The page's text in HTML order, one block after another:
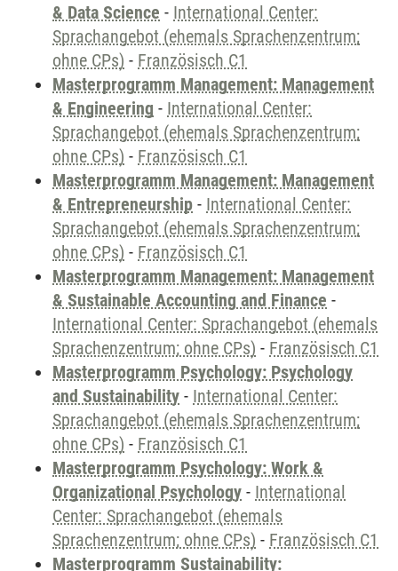
& Data Science - International Center:
Sprachangebot (ehemals Sprachenzentrum;
ohne CPs) - Französisch C1
Masterprogramm Management: Management
& Engineering - International Center:
Sprachangebot (ehemals Sprachenzentrum;
ohne CPs) - Französisch C1
Masterprogramm Management: Management
& Entrepreneurship - International Center:
Sprachangebot (ehemals Sprachenzentrum;
ohne CPs) - Französisch C1
Masterprogramm Management: Management
& Sustainable Accounting and Finance -
International Center: Sprachangebot (ehemals
Sprachenzentrum; ohne CPs) - Französisch C1
Masterprogramm Psychology: Psychology
and Sustainability - International Center:
Sprachangebot (ehemals Sprachenzentrum;
ohne CPs) - Französisch C1
Masterprogramm Psychology: Work &
Organizational Psychology - International
Center: Sprachangebot (ehemals
Sprachenzentrum; ohne CPs) - Französisch C1
Masterprogramm Sustainability: